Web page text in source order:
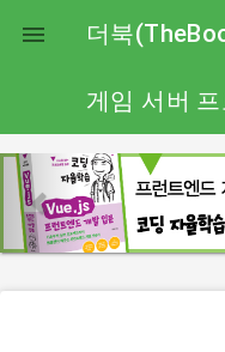
 더북
게임 서버
p
r
e